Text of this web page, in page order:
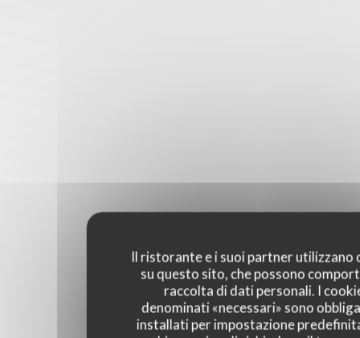
Il ristorante e i suoi partner utilizzano
su questo sito, che possono
raccolta di dati personali. I
denominati «necessari» sono
installati per impostazione